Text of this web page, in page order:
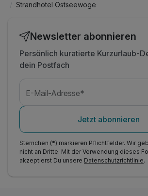
Strandhotel Ostseewoge
Newsletter abonnieren
Persönlich kuratierte Kurzurlaub-
dein Postfach
E-Mail-Adresse*
Jetzt abonnieren
Sternchen (*) markieren Pflichtfelder. Wir
nicht an Dritte. Mit der Verwendung dieses
akzeptierst Du unsere Datenschutzrichtlinie.